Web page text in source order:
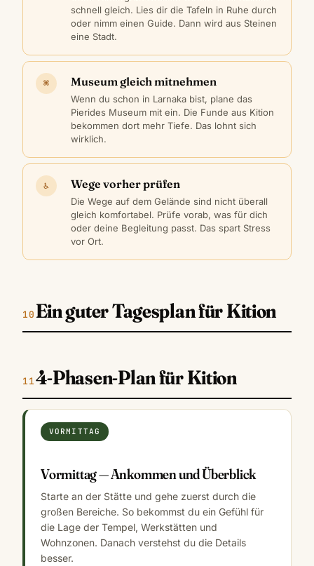
schnell gleich. Lies dir die Tafeln in Ruhe durch
oder nimm einen Guide. Dann wird aus Steinen
eine Stadt.
⌘ Museum gleich mitnehmen
Wenn du schon in Larnaka bist, plane das
Pierides Museum mit ein. Die Funde aus Kition
bekommen dort mehr Tiefe. Das lohnt sich
wirklich.
♿ Wege vorher prüfen
Die Wege auf dem Gelände sind nicht überall
gleich komfortabel. Prüfe vorab, was für dich
oder deine Begleitung passt. Das spart Stress
vor Ort.
Ein guter Tagesplan für Kition
4-Phasen-Plan für Kition
VORMITTAG
Vormittag — Ankommen und Überblick
Starte an der Stätte und gehe zuerst durch die
großen Bereiche. So bekommst du ein Gefühl für
die Lage der Tempel, Werkstätten und
Wohnzonen. Danach verstehst du die Details
besser.